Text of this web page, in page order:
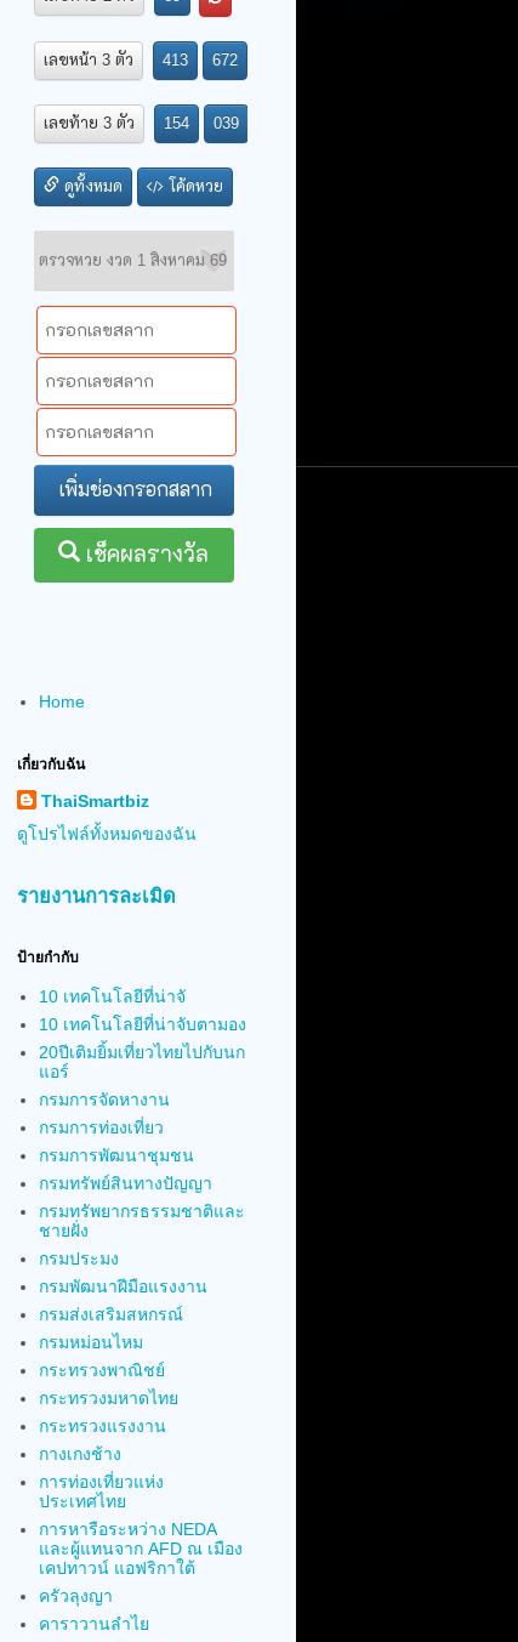
Home
เกี่ยวกับฉัน
ThaiSmartbiz
ดูโปรไฟล์ทั้งหมดของฉัน
รายงานการละเมิด
ป้ายกำกับ
10 เทคโนโลยีที่น่าจั
10 เทคโนโลยีที่น่าจับตามอง
20ปีเติมยิ้มเที่ยวไทยไปกับนก
แอร์
กรมการจัดหางาน
กรมการท่องเที่ยว
กรมการพัฒนาชุมชน
กรมทรัพย์สินทางปัญญา
กรมทรัพยากรธรรมชาติและ
ชายฝั่ง
กรมประมง
กรมพัฒนาฝีมือแรงงาน
กรมส่งเสริมสหกรณ์
กรมหม่อนไหม
กระทรวงพาณิชย์
กระทรวงมหาดไทย
กระทรวงแรงงาน
กางเกงช้าง
การท่องเที่ยวแห่ง
ประเทศไทย
การหารือระหว่าง NEDA
และผู้แทนจาก AFD ณ เมือง
เคปทาวน์ แอฟริกาใต้
ครัวลุงญา
คาราวานลำไย